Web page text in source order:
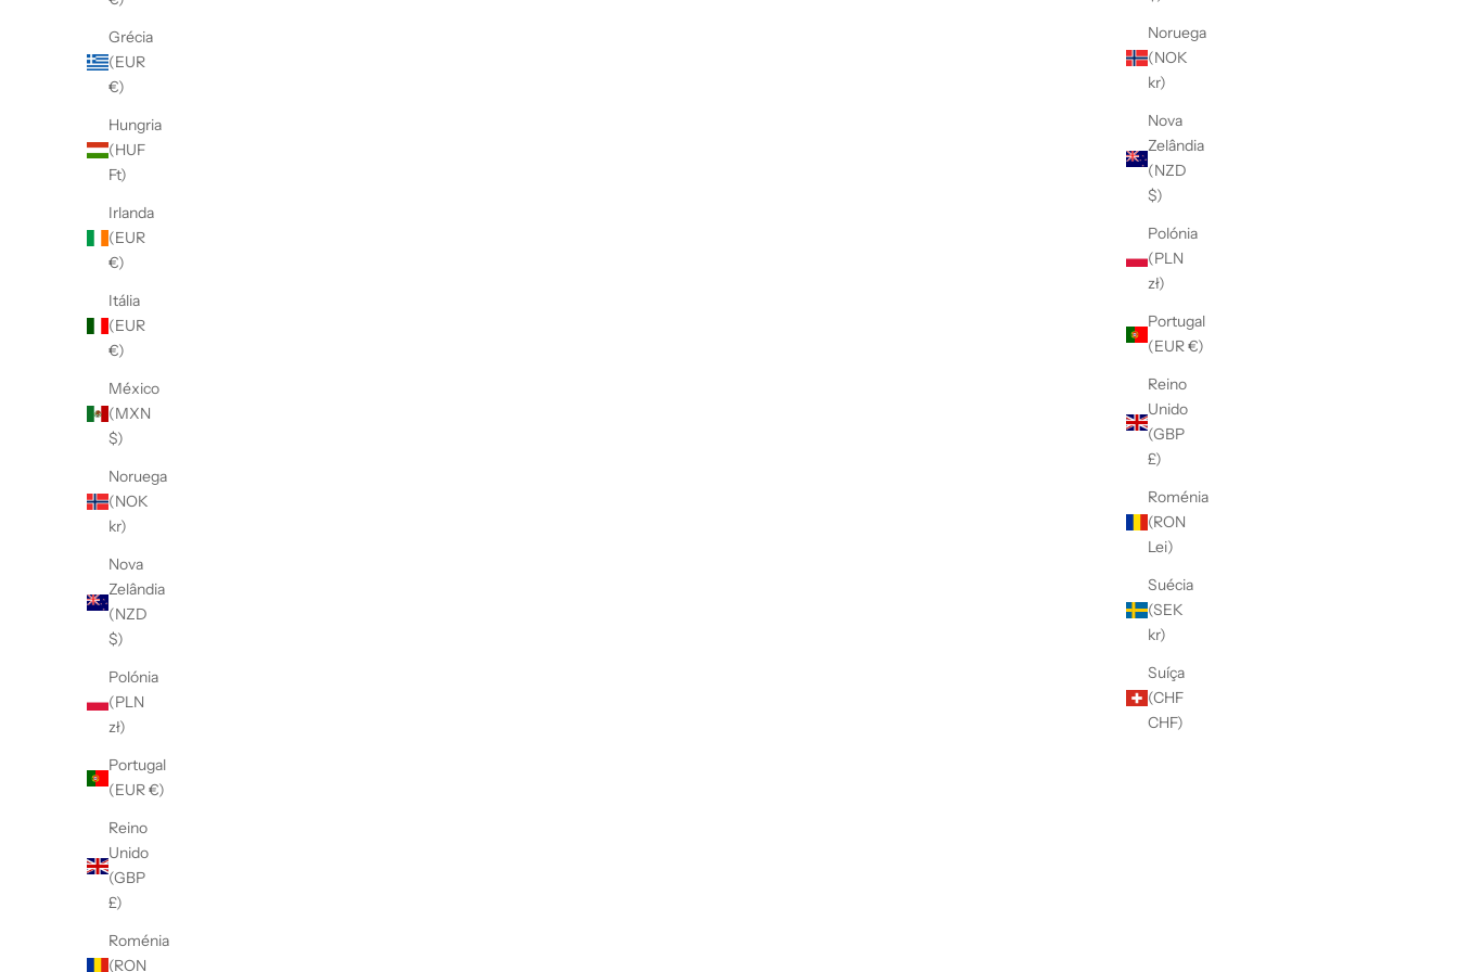
Noruega
(NOK
kr)
Nova
Zelândia
(NZD
$)
Polónia
(PLN
zł)
Portugal
(EUR €)
Reino
Unido
(GBP
£)
Roménia
(RON
Lei)
Suécia
(SEK
kr)
Suíça
(CHF
CHF)
Grécia
(EUR
€)
Hungria
(HUF
Ft)
Irlanda
(EUR
€)
Itália
(EUR
€)
México
(MXN
$)
Noruega
(NOK
kr)
Nova
Zelândia
(NZD
$)
Polónia
(PLN
zł)
Portugal
(EUR €)
Reino
Unido
(GBP
£)
Roménia
(RON